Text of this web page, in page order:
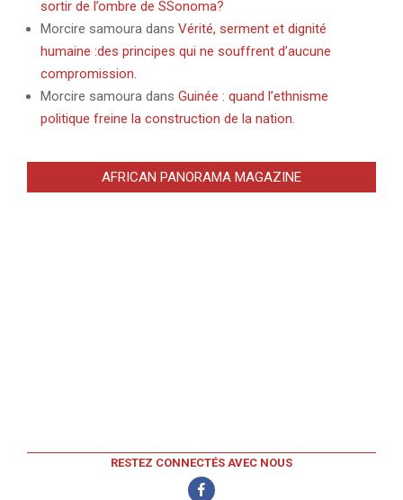
sortir de l’ombre de SSonoma?
Morcire samoura dans Vérité, serment et dignité
humaine :des principes qui ne souffrent d’aucune
compromission.
Morcire samoura dans Guinée : quand l’ethnisme
politique freine la construction de la nation.
AFRICAN PANORAMA MAGAZINE
RESTEZ CONNECTÉS AVEC NOUS